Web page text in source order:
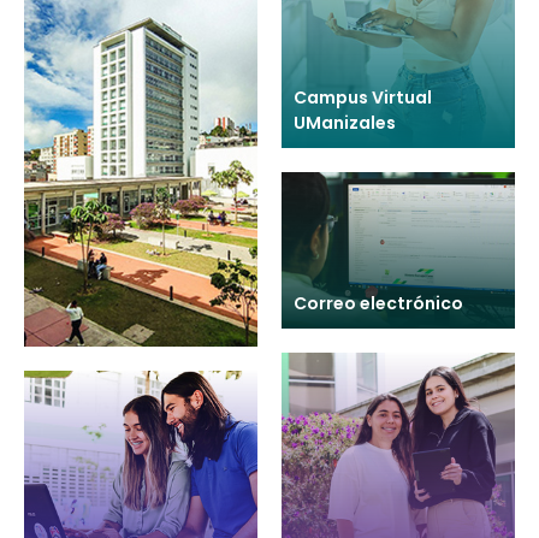
Campus Virtual
UManizales
Correo electrónico